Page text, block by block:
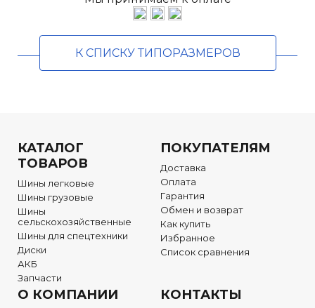
К СПИСКУ ТИПОРАЗМЕРОВ
КАТАЛОГ
ТОВАРОВ
Шины легковые
Шины грузовые
Шины
сельскохозяйственные
Шины для спецтехники
Диски
АКБ
Запчасти
ПОКУПАТЕЛЯМ
Доставка
Оплата
Гарантия
Обмен и возврат
Как купить
Избранное
Список сравнения
О КОМПАНИИ КОНТАКТЫ